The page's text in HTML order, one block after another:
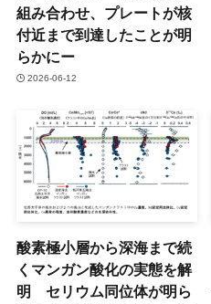
組み合わせ、プレートが核
付近まで到達したことが明
らかにー
2026-06-12
酸素極小層から深海まで続
くマンガン酸化の実態を解
明 セリウム同位体が明ら